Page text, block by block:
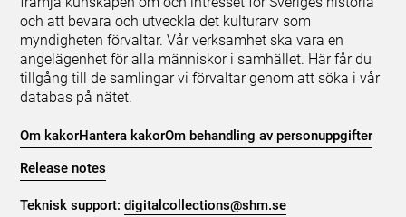
och att bevara och utveckla det kulturarv som
myndigheten förvaltar. Vår verksamhet ska vara en
angelägenhet för alla människor i samhället. Här får du
tillgång till de samlingar vi förvaltar genom att söka i vår
databas på nätet.
Om kakorHantera kakorOm behandling av personuppgifter
Release notes
Teknisk support:digitalcollections@shm.se